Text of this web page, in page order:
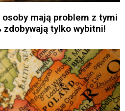
osoby mają problem z tymi
zdobywają tylko wybitni!